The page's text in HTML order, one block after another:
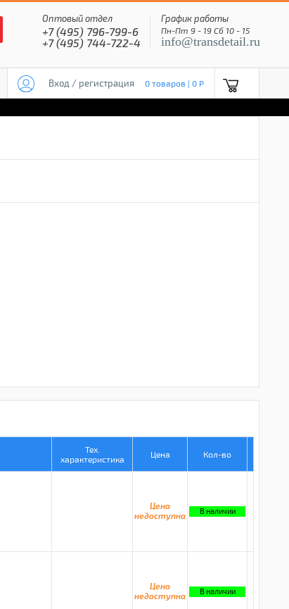
Оптовый отдел
+7 (495) 796-799-6
+7 (495) 744-722-4
График работы
Пн-Пт 9 - 19 Сб 10 - 15
info@transdetail.ru
Вход / регистрация 0 товаров | 0 P
Тех.
характеристика
Цена Кол-во
Цена
недоступна
В наличии
Цена
недоступна
В наличии